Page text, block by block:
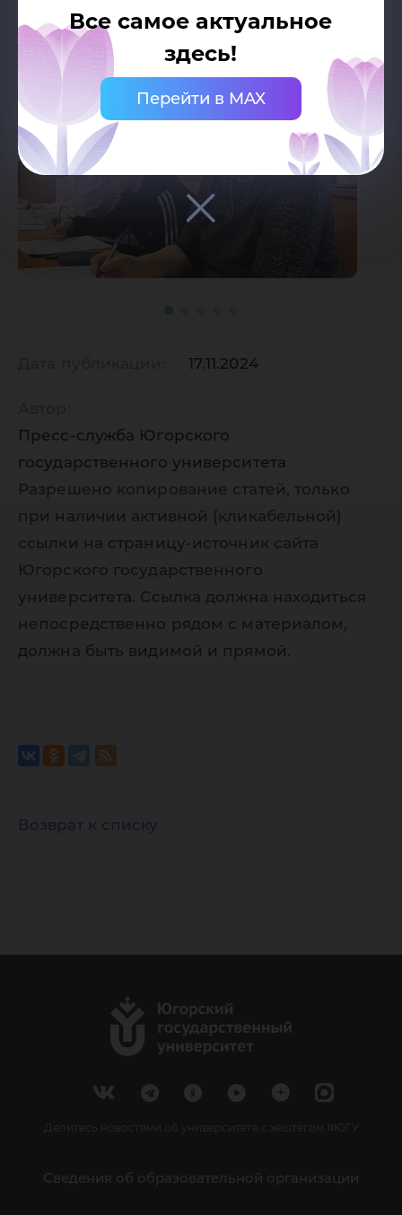
Все самое актуальное
здесь!
Перейти в MAX
17.11.2024
Пресс-служба Югорского
государственного университета
Разрешено копирование статей, только
при наличии активной (кликабельной)
ссылки на страницу-источник сайта
Югорского государственного
университета. Ссылка должна находиться
непосредственно рядом с материалом,
должна быть видимой и прямой.
Возврат к списку
Делитесь новостями об университете с хештегом #ЮГУ
Сведения об образовательной организации